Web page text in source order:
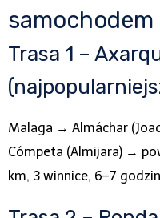
samochodem
Trasa 1 –
Malaga → Almáchar
Cómpeta (Almijara) →
km, 3 winnice, 6–7